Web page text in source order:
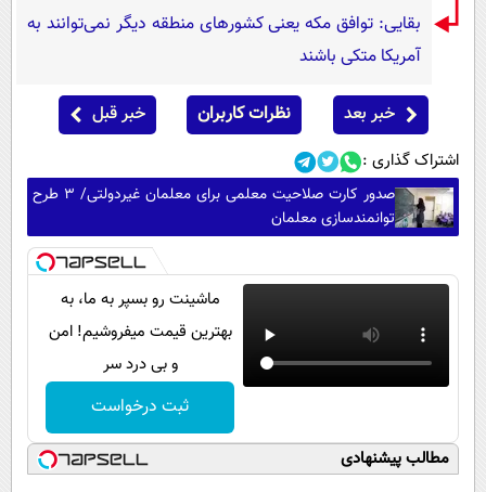
بقایی: توافق مکه یعنی کشورهای منطقه دیگر نمی‌توانند به
آمریکا متکی باشند
خبر بعد نظرات کاربران خبر قبل
اشتراک گذاری :
صدور کارت صلاحیت معلمی برای معلمان غیردولتی/ ۳ طرح
توانمندسازی معلمان
ماشینت رو بسپر به ما، به
بهترین قیمت میفروشیم! امن
و بی درد سر
ثبت درخواست
مطالب پیشنهادی